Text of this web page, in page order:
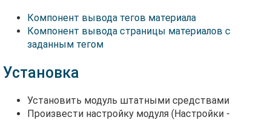
Компонент вывода тегов материала
Компонент вывода страницы материалов с
заданным тегом
Установка
Установить модуль штатными средствами
Произвести настройку модуля (Настройки -